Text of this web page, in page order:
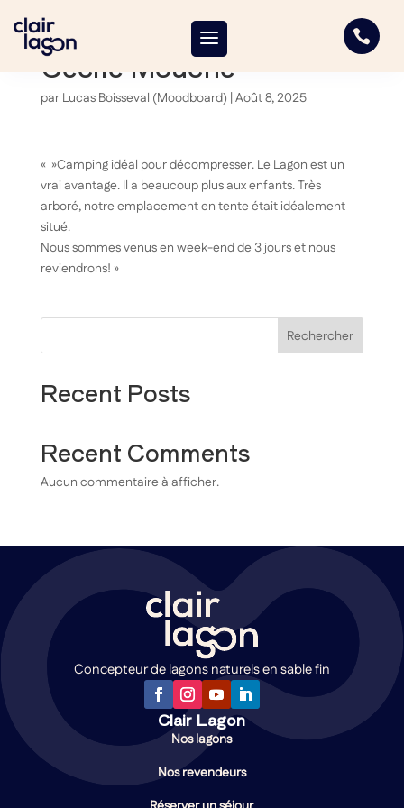

Cécile Mouche
par Lucas Boisseval (Moodboard) | Août 8, 2025
« »Camping idéal pour décompresser. Le Lagon est un
vrai avantage. Il a beaucoup plus aux enfants. Très
arboré, notre emplacement en tente était idéalement
situé.
Nous sommes venus en week-end de 3 jours et nous
reviendrons! »
Rechercher
Recent Posts
Recent Comments
Aucun commentaire à afficher.
Concepteur de lagons naturels en sable fin
Clair Lagon
Nos lagons
Nos revendeurs